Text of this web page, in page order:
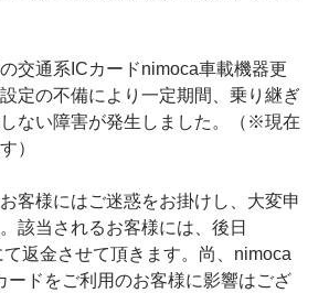
交通系ICカードnimoca車載機器更
定の不備により一定期間、乗り継ぎ
ない障害が発生しました。（※現在
）
客様にはご迷惑をお掛けし、大変申
該当されるお客様には、後日
返金させて頂きます。尚、nimoca
ードをご利用のお客様に影響はござ